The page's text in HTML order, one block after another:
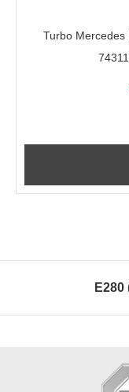
Turbo Mercedes
E280